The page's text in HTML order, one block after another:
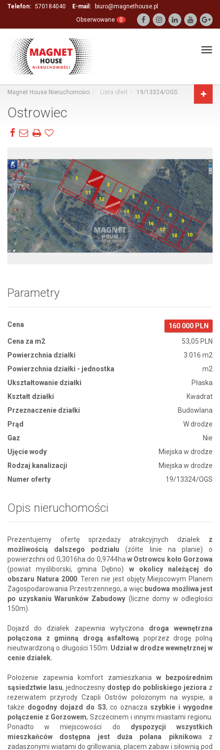
Telefon: 570184040 E-mail:
biuro@magnethouse.pl
Obserwowane
0
Magnet House Nieruchomości Lista ofert 19/13324/OGS
Ostrowiec
Zdjęcie 1
Parametry
Cena
160 000 PLN
Cena za m2
53,05 PLN
Powierzchnia działki
3 016 m2
Powierzchnia działki - jednostka
m2
Ukształtowanie działki
Płaska
Kształt działki
Kwadrat
Przeznaczenie działki
Budowlana
Prąd
W drodze
Gaz
Nie
Ujęcie wody
Miejska w drodze
Rodzaj kanalizacji
Miejska w drodze
Numer oferty
19/13324/OGS
Opis nieruchomości
Prezentujemy ofertę sprzedaży atrakcyjnych działek z
możliwością dalszego podziału(żółte linie na planie) o
powierzchni od 0,3016ha do 0,9744ha w Ostrowcu koło Gorzowa
(powiat myśliborski, gmina Dębno) w okolicy należącej do
obszaru Natura 2000. Teren nie jest objęty Miejscowym Planem
Zagospodarowania Przestrzennego, a więc budowa możliwa jest
po uzyskaniu Warunków Zabudowy (liczne domy w odległości
150m).
Dojazd do działek zapewnia wytyczona droga wewnętrzna
połączona z gminną drogą asfaltową poprzez drogę polną
nieutwardzoną o długości 150m. Udział w drodze wewnętrznej w
cenie działek.
Położenie zapewnia komfort zamieszkania w bezpośrednim
sąsiedztwie lasu, jednoczesny dostęp do pobliskiego jeziora z
rezerwatem przyrody Czapli Ostrów położonym na wyspie, a
także dogodny dojazd do S3, co oznacza szybkie i wygodne
połączenie z Gorzowem, Szczecinem i innymi miastami regionu.
Ponadto w miejscowości do dyspozycji wszystkich
mieszkańców
dostępna jest duża polana piknikowa z
zadaszonymi wiatami do grillowania, placem zabaw i siłownią pod